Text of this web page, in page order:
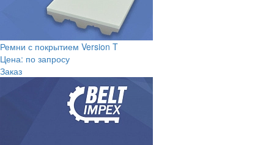
Ремни с покрытием Version T
Цена: по запросу
Заказ